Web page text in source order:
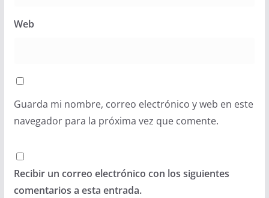
Web
Guarda mi nombre, correo electrónico y web en este
navegador para la próxima vez que comente.
Recibir un correo electrónico con los siguientes
comentarios a esta entrada.